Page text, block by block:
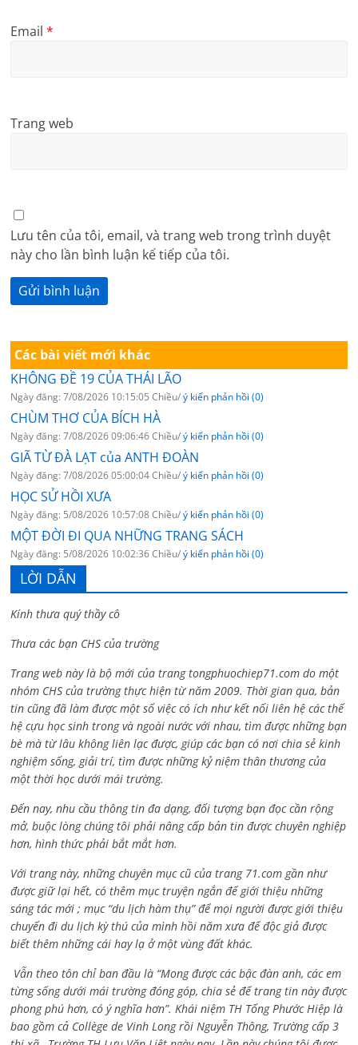
Email*
Trang web
Lưu tên của tôi, email, và trang web trong trình duyệt
này cho lần bình luận kế tiếp của tôi.
Các bài viết mới khác
KHÔNG ĐỀ 19 CỦA THÁI LÃO
Ngày đăng: 7/08/2026 10:15:05 Chiều/ý kiến phản hồi (0)
CHÙM THƠ CỦA BÍCH HÀ
Ngày đăng: 7/08/2026 09:06:46 Chiều/ý kiến phản hồi (0)
GIÃ TỪ ĐÀ LẠT của ANTH ĐOÀN
Ngày đăng: 7/08/2026 05:00:04 Chiều/ý kiến phản hồi (0)
HỌC SỬ HỒI XƯA
Ngày đăng: 5/08/2026 10:57:08 Chiều/ý kiến phản hồi (0)
MỘT ĐỜI ĐI QUA NHỮNG TRANG SÁCH
Ngày đăng: 5/08/2026 10:02:36 Chiều/ý kiến phản hồi (0)
LỜI DẪN
Kính thưa quý thầy cô
Thưa các bạn CHS của trường
Trang web này là bộ mới của trang tongphuochiep71.com do một
nhóm CHS của trường thực hiện từ năm 2009. Thời gian qua, bản
tin cũng đã làm được một số việc có ích như kết nối liên hệ các thế
hệ cựu học sinh trong và ngoài nước với nhau, tìm được những bạn
bè mà từ lâu không liên lạc được, giúp các bạn có nơi chia sẻ kinh
nghiệm sống, giải trí, tìm được những kỷ niệm thân thương của
một thời học dưới mái trường.
Đến nay, nhu cầu thông tin đa dạng, đối tượng bạn đọc cần rộng
mở, buộc lòng chúng tôi phải nâng cấp bản tin được chuyên nghiệp
hơn, hình thức phải bắt mắt hơn.
Với trang này, những chuyên mục cũ của trang 71.com gần như
được giữ lại hết, có thêm mục truyện ngắn để giới thiệu những
sáng tác mới ; mục “du lịch hàm thụ” để mọi người được giới thiệu
chuyến đi du lịch kỳ thú của mình hồi năm xưa để độc giả được
biết thêm những cái hay lạ ở một vùng đất khác.
Vẫn theo tôn chỉ ban đầu là “Mong được các bậc đàn anh, các em
từng sống dưới mái trường đóng góp, chia sẻ để trang tin này được
phong phú hơn, có ý nghĩa hơn”. Khái niệm TH Tống Phước Hiệp là
bao gồm cả Collège de Vinh Long rồi Nguyễn Thông, Trường cấp 3